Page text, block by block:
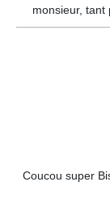
monsieur, tant
Coucou super